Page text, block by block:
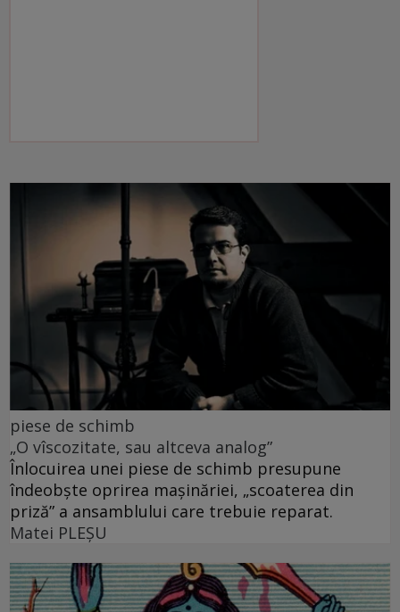
piese de schimb
„O vîscozitate, sau altceva analog”
Înlocuirea unei piese de schimb presupune
îndeobște oprirea mașinăriei, „scoaterea din
priză” a ansamblului care trebuie reparat.
Matei PLEŞU